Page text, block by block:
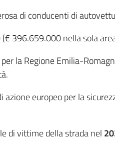
di conducenti di
396.659.000 nella sola
la Regione Emilia-
europeo per la
di vittime della strada nel